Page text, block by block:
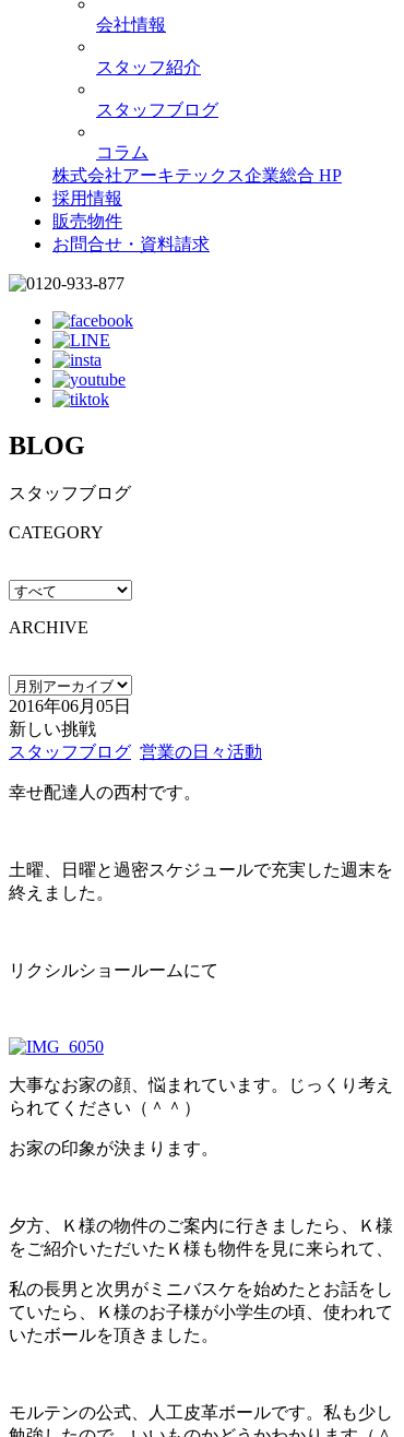
会社情報
スタッフ紹介
スタッフブログ
コラム
株式会社アーキテックス企業総合 HP
採用情報
販売物件
お問合せ・資料請求
BLOG
スタッフブログ
CATEGORY
ARCHIVE
2016年06月05日
新しい挑戦
スタッフブログ 営業の日々活動
幸せ配達人の西村です。
土曜、日曜と過密スケジュールで充実した週末を
終えました。
リクシルショールームにて
大事なお家の顔、悩まれています。じっくり考え
られてください（＾＾）
お家の印象が決まります。
夕方、Ｋ様の物件のご案内に行きましたら、Ｋ様
をご紹介いただいたＫ様も物件を見に来られて、
私の長男と次男がミニバスケを始めたとお話をし
ていたら、Ｋ様のお子様が小学生の頃、使われて
いたボールを頂きました。
モルテンの公式、人工皮革ボールです。私も少し